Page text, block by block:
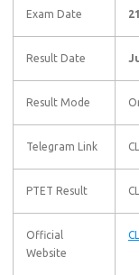
Exam Date
Result Date
Result Mode
Telegram Link
PTET Result
Official
Website